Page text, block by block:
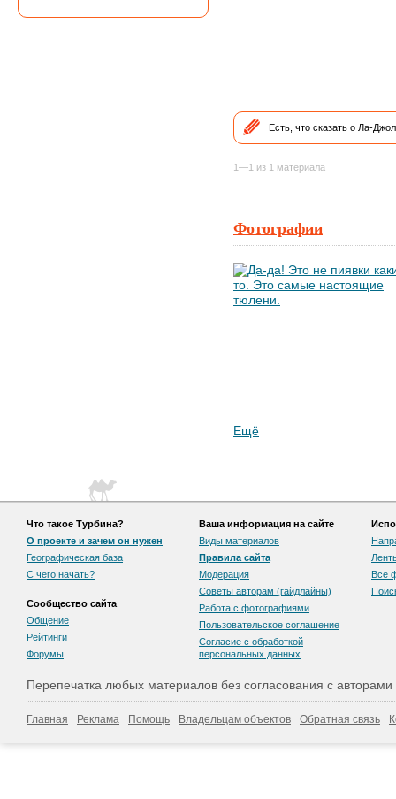
Есть, что сказать о Ла-
1—1 из 1 материала
Фотографии
Ещё
Что такое Турбина?
О проекте и зачем он нужен
Географическая база
С чего начать?
Сообщество сайта
Общение
Рейтинги
Форумы
Ваша информация на сайте
Виды материалов
Правила сайта
Модерация
Советы авторам (гайдлайны)
Работа с фотографиями
Пользовательскоe соглашение
Согласие с обработкой
персональных данных
Все
Перепечатка любых материалов без согласования с
Главная Реклама Помощь Владельцам объектов Обратная связь